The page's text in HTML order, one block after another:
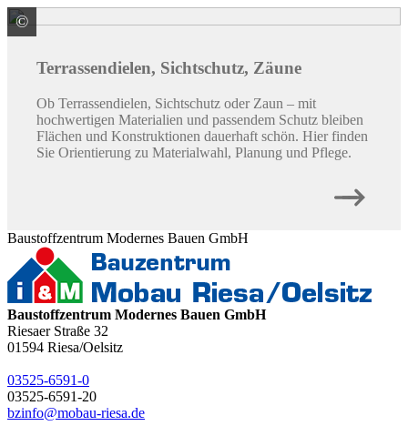
© Weltholz ZNL der Klöpferholz GmbH & Co. KG
Terrassendielen, Sichtschutz, Zäune
Ob Terrassendielen, Sichtschutz oder Zaun – mit
hochwertigen Materialien und passendem Schutz bleiben
Flächen und Konstruktionen dauerhaft schön. Hier finden
Sie Orientierung zu Materialwahl, Planung und Pflege.
Baustoffzentrum Modernes Bauen GmbH
Baustoffzentrum Modernes Bauen GmbH
Riesaer Straße 32
01594 Riesa/Oelsitz
03525-6591-0
03525-6591-20
bzinfo@mobau-riesa.de